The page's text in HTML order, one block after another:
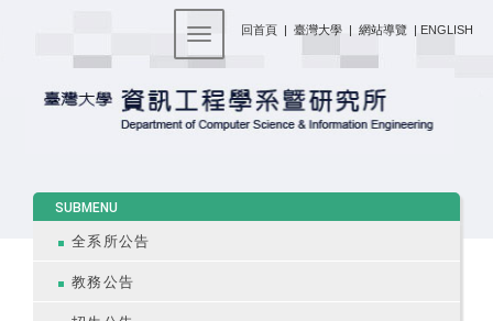
回首頁 | 臺灣大學 | 網站導覽 | ENGLISH
Toggle navigation
SUBMENU
全系所公告
教務公告